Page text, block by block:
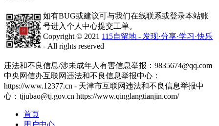
如有BUG或建议可与我们在线联系或登录本站账
号进入个人中心提交工单。
Copyright © 2021 115自留地 - 发现·分享·学习·快乐
- All rights reserved
违法和不良信息/涉未成年人有害信息举报：9835674@qq.com
中央网信办互联网违法和不良信息举报中心：
https://www.12377.cn - 天津市互联网违法和不良信息举报中
心：tjjubao@tj.gov.cn https://www.qinglangtianjin.com/
首页
用户中心